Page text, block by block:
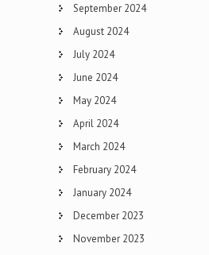
September 2024
August 2024
July 2024
June 2024
May 2024
April 2024
March 2024
February 2024
January 2024
December 2023
November 2023